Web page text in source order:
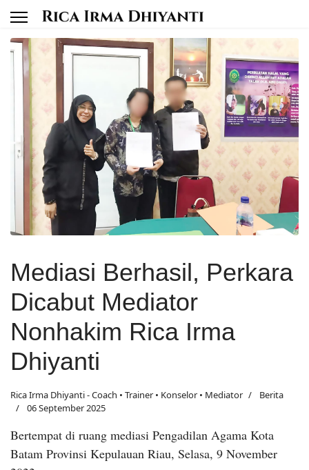
Mediasi Berhasil, Perkara
Dicabut Mediator
Nonhakim Rica Irma
Dhiyanti
Rica Irma Dhiyanti - Coach • Trainer • Konselor • Mediator
Berita
06 September 2025
Bertempat di ruang mediasi Pengadilan Agama Kota
Batam Provinsi Kepulauan Riau, Selasa, 9 November